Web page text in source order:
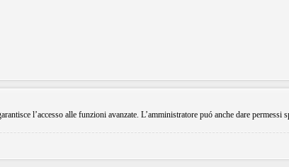
l’accesso alle funzioni avanzate. L’amministratore puó anche dare